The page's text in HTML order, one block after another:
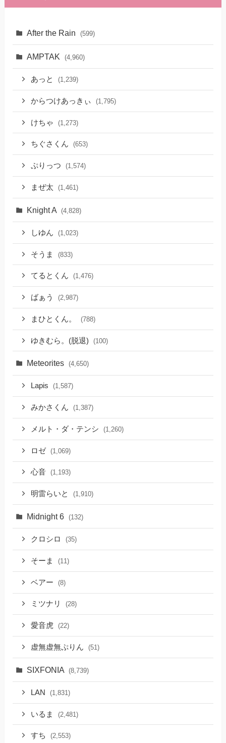
After the Rain (599)
AMPTAK (4,960)
あっと (1,239)
からつけあっきぃ (1,795)
けちゃ (1,273)
ちぐさくん (653)
ぷりっつ (1,574)
まぜ太 (1,461)
Knight A (4,828)
しゆん (1,023)
そうま (833)
てるとくん (1,476)
ばぁう (2,987)
まひとくん。 (788)
ゆきむら。(脱退) (100)
Meteorites (4,650)
Lapis (1,587)
みかさくん (1,387)
メルト・ダ・テンシ (1,260)
ロゼ (1,069)
心音 (1,193)
明雷らいと (1,910)
Midnight 6 (132)
クロシロ (35)
そーま (11)
ベアー (8)
ミツナリ (28)
愛音虎 (22)
虚無虚無ぷりん (51)
SIXFONIA (8,739)
LAN (1,831)
いるま (2,481)
すち (2,553)